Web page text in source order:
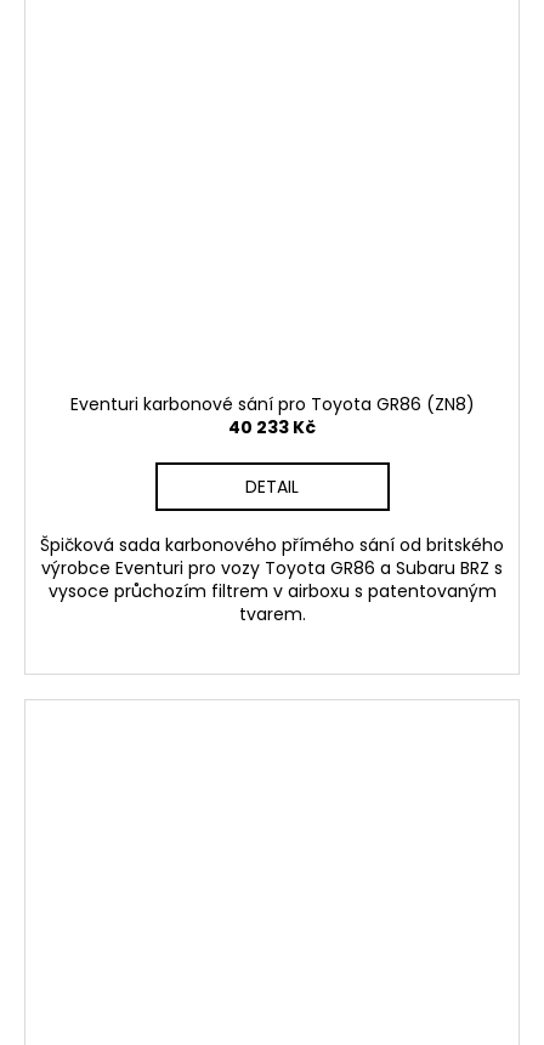
Eventuri karbonové sání pro Toyota GR86 (ZN8)
40 233 Kč
DETAIL
Špičková sada karbonového přímého sání od britského
výrobce Eventuri pro vozy Toyota GR86 a Subaru BRZ s
vysoce průchozím filtrem v airboxu s patentovaným
tvarem.